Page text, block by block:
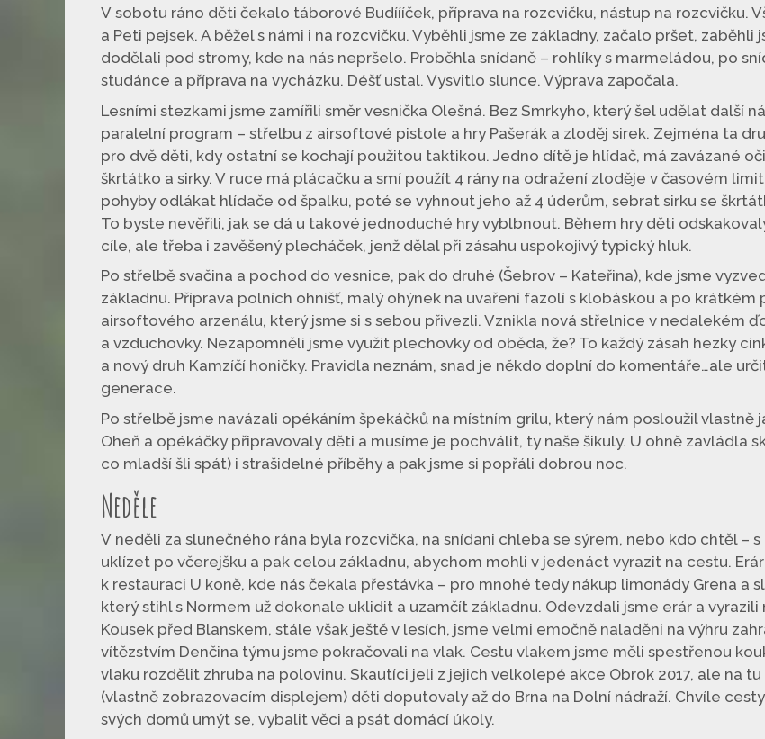
V sobotu ráno děti čekalo táborové Budíííček, příprava na rozcvičku, nástup na rozcvičku.
a Peti pejsek. A běžel s námi i na rozcvičku. Vyběhli jsme ze základny, začalo pršet,
dodělali pod stromy, kde na nás nepršelo. Proběhla snídaně – rohlíky s marmeládou, po
studánce a příprava na vycházku. Déšť ustal. Vysvitlo slunce. Výprava započala.
Lesními stezkami jsme zamířili směr vesnička Olešná. Bez Smrkyho, který šel udělat další
paralelní program – střelbu z airsoftové pistole a hry Pašerák a zloděj sirek. Zejména ta
pro dvě děti, kdy ostatní se kochají použitou taktikou. Jedno dítě je hlídač, má zavázané
škrtátko a sirky. V ruce má plácačku a smí použít 4 rány na odražení zloděje v časovém
pohyby odlákat hlídače od špalku, poté se vyhnout jeho až 4 úderům, sebrat sirku se
To byste nevěřili, jak se dá u takové jednoduché hry vyblbnout. Během hry děti
cíle, ale třeba i zavěšený plecháček, jenž dělal při zásahu uspokojivý typický hluk.
Po střelbě svačina a pochod do vesnice, pak do druhé (Šebrov – Kateřina), kde jsme
základnu. Příprava polních ohnišť, malý ohýnek na uvaření fazolí s klobáskou a po
airsoftového arzenálu, který jsme si s sebou přivezli. Vznikla nová střelnice v nedalekém
a vzduchovky. Nezapomněli jsme využit plechovky od oběda, že? To každý zásah hezky
a nový druh Kamzíčí honičky. Pravidla neznám, snad je někdo doplní do komentáře…ale
generace.
Po střelbě jsme navázali opékáním špekáčků na místním grilu, který nám posloužil
Oheň a opékáčky připravovaly děti a musíme je pochválit, ty naše šikuly. U ohně zavládla
co mladší šli spát) i strašidelné příběhy a pak jsme si popřáli dobrou noc.
Neděle
V neděli za slunečného rána byla rozcvička, na snídani chleba se sýrem, nebo kdo chtěl –
uklízet po včerejšku a pak celou základnu, abychom mohli v jedenáct vyrazit na cestu.
k restauraci U koně, kde nás čekala přestávka – pro mnohé tedy nákup limonády Grena a
který stihl s Normem už dokonale uklidit a uzamčít základnu. Odevzdali jsme erár a
Kousek před Blanskem, stále však ještě v lesích, jsme velmi emočně naladěni na výhru
vítězstvím Denčina týmu jsme pokračovali na vlak. Cestu vlakem jsme měli spestřenou
vlaku rozdělit zhruba na polovinu. Skautíci jeli z jejich velkolepé akce Obrok 2017, ale na
(vlastně zobrazovacím displejem) děti doputovaly až do Brna na Dolní nádraží. Chvíle
svých domů umýt se, vybalit věci a psát domácí úkoly.